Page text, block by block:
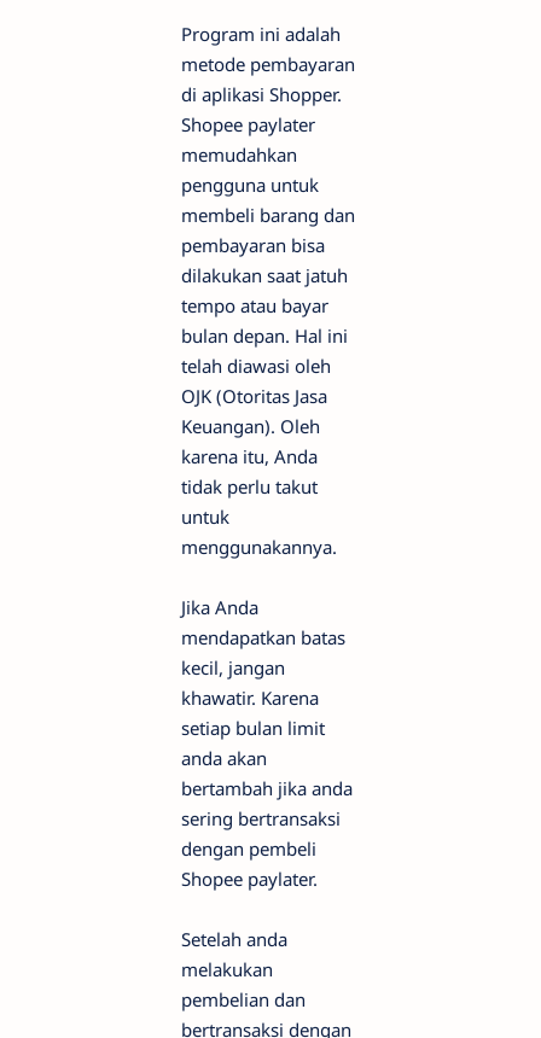
Program ini adalah
metode pembayaran
di aplikasi Shopper.
Shopee paylater
memudahkan
pengguna untuk
membeli barang dan
pembayaran bisa
dilakukan saat jatuh
tempo atau bayar
bulan depan. Hal ini
telah diawasi oleh
OJK (Otoritas Jasa
Keuangan). Oleh
karena itu, Anda
tidak perlu takut
untuk
menggunakannya.
Jika Anda
mendapatkan batas
kecil, jangan
khawatir. Karena
setiap bulan limit
anda akan
bertambah jika anda
sering bertransaksi
dengan pembeli
Shopee paylater.
Setelah anda
melakukan
pembelian dan
bertransaksi dengan